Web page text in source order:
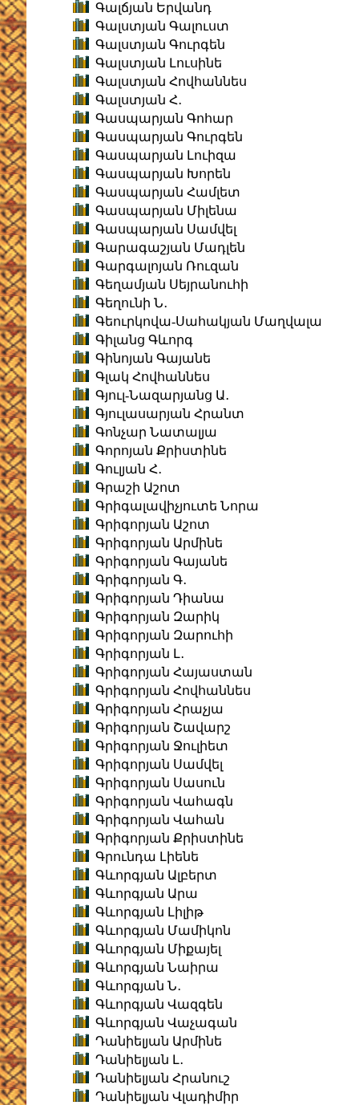
Գալճյան Երվանդ
Գալստյան Գալուստ
Գալստյան Գուրգեն
Գալստյան Լուսինե
Գալստյան Հովհաննես
Գալստյան Հ․
Գասպարյան Գոհար
Գասպարյան Գուրգեն
Գասպարյան Լուիզա
Գասպարյան Խորեն
Գասպարյան Համլետ
Գասպարյան Միլենա
Գասպարյան Սամվել
Գարագաշյան Մադլեն
Գարգալոյան Ռուզան
Գեղամյան Սեյրանուհի
Գեղունի Ն․
Գեուրկովա-Սահակյան Մաղվալա
Գիլանց Գևորգ
Գինոյան Գայանե
Գլակ Հովհաննես
Գյուլ-Նազարյանց Ա․
Գյուլասարյան Հրանտ
Գոնչար Նատալյա
Գորոյան Քրիստինե
Գուլյան Հ․
Գրաշի Աշոտ
Գրիգալավիչյուտե Նորա
Գրիգորյան Աշոտ
Գրիգորյան Արմինե
Գրիգորյան Գայանե
Գրիգորյան Գ․
Գրիգորյան Դիանա
Գրիգորյան Զարիկ
Գրիգորյան Զարուհի
Գրիգորյան Լ․
Գրիգորյան Հայաստան
Գրիգորյան Հովհաննես
Գրիգորյան Հրաչյա
Գրիգորյան Շավարշ
Գրիգորյան Ջուլիետ
Գրիգորյան Սամվել
Գրիգորյան Սասուն
Գրիգորյան Վահագն
Գրիգորյան Վահան
Գրիգորյան Քրիստինե
Գրունդա Լիենե
Գևորգյան Ալբերտ
Գևորգյան Արա
Գևորգյան Լիլիթ
Գևորգյան Մամիկոն
Գևորգյան Միքայել
Գևորգյան Նաիրա
Գևորգյան Ն․
Գևորգյան Վազգեն
Գևորգյան Վաչագան
Դանիելյան Արմինե
Դանիելյան Լ․
Դանիելյան Հրանուշ
Դանիելյան Վլադիմիր